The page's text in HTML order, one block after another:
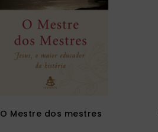
O Mestre dos mestres